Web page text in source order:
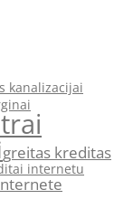
kanalizacijai
greitas kreditas
internetu